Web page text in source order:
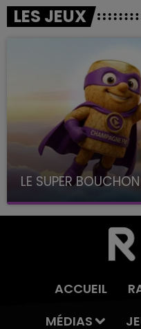
LES JEUX
LE SUPER
avec La Famille
ACCUEIL
MÉDIAS